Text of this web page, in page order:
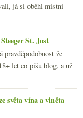
já si oběhl místní
St. Jost
pravděpodobnost že
let co píšu blog, a už
světa vína a viněta